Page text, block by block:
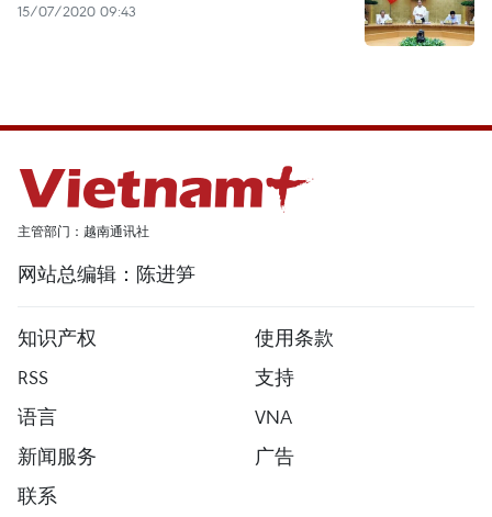
15/07/2020 09:43
主管部门：越南通讯社
网站总编辑：陈进笋
知识产权
使用条款
RSS
支持
语言
VNA
新闻服务
广告
联系